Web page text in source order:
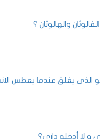
والهالوثان ؟
الذى يغلق عندما يعطس
و لا أدخله داري؟